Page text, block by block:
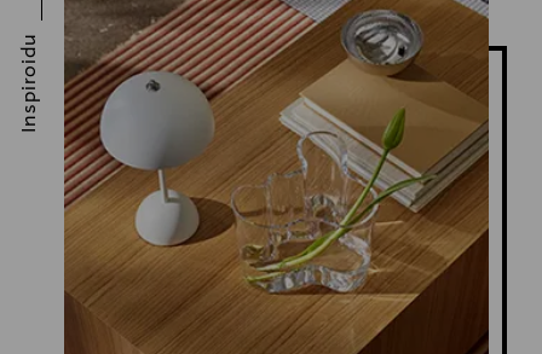
info@serax.com
Avainsanat
Serax, lasipullo, pullo, vesipullo, kattauspullo,
Inspiroidu